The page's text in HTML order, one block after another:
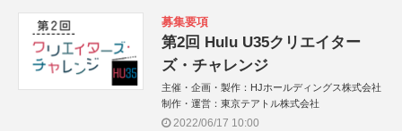
募集要項
第2回 Hulu U35クリエイター
ズ・チャレンジ
主催・企画・製作：HJホールディングス株式会社
制作・運営：東京テアトル株式会社
2022/06/17 10:00